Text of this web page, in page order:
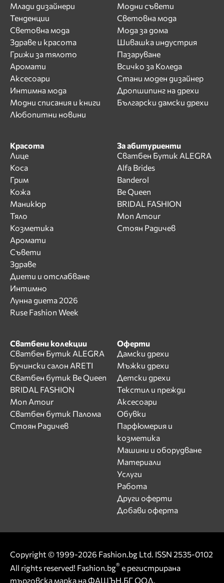
Млади дизайнери
Тенденции
Световна мода
Здраве и красота
Грижи за тялото
Аромати
Аксесоари
Интимна мода
Модни списания и книги
Любопитни новини
Модни съвети
Световна мода
Мода за дома
Шивашка индустрия
Пазаруване
Всичко за Коледа
Стани моден дизайнер
Дропшипинг на дрехи
Български дамски дрехи
Красота
Лице
Коса
Грим
Кожа
Маникюр
Тяло
Козметика
Аромати
Съвети
Здраве
Диети и отслабване
Интимно
Лунна диета 2026
Ruse Fashion Week
За абитуриенти
Сватбен Бутик ALEGRA
Alfa Brides
Banderol
Be Queen
BRIDAL FASHION
Mon Amour
Стоян Радичев
Сватбени колекции
Сватбен Бутик ALEGRA
Бучински салон ARETI
Сватбен бутик Be Queen
BRIDAL FASHION
Mon Amour
Сватбен бутик Палома
Стоян Радичев
Оферти
Дамски дрехи
Мъжки дрехи
Детски дрехи
Текстил и прежди
Аксесоари
Обувки
Парфюмерия и
козметика
Машини и оборудване
Материали
Услуги
Работа
Други оферти
Добави оферта
Copyright © 1999-2026 Fashion.bg Ltd. ISSN 2535-0102
All rights reserved! Fashion.bg® е регистрирана
търговска марка на ФАШЪН.БГ ООД.